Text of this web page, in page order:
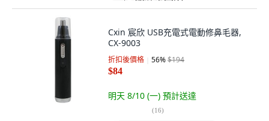
Cxin 宸欣 USB充電式電動修鼻毛器,
CX-9003
折扣後價格 56%$194
$84
明天 8/10 (一) 預計送達
(16)